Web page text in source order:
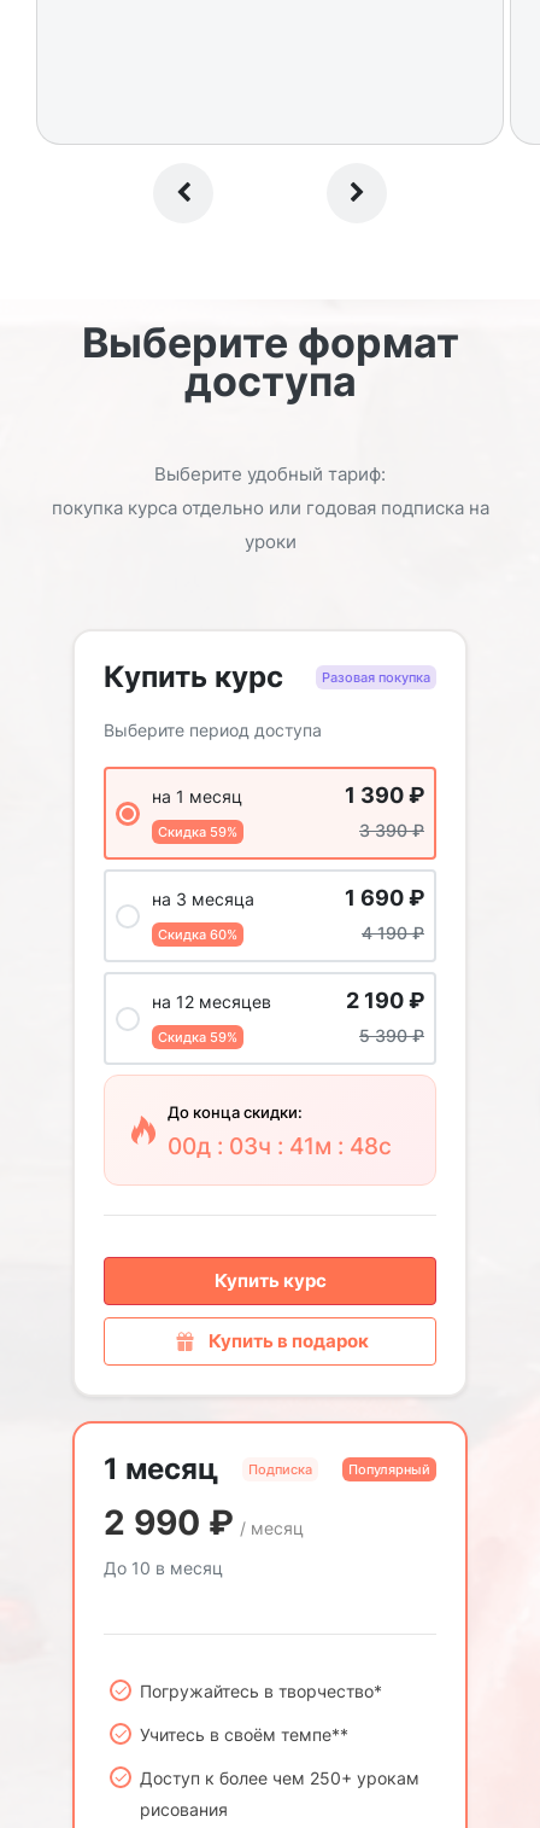
Выберите формат
доступа
Выберите удобный тариф:
покупка курса отдельно или годовая подписка на
уроки
Купить курс Разовая покупка
Выберите период доступа
на 1 месяц
Скидка 59%
1 390₽
3 390₽
на 3 месяца
Скидка 60%
1 690₽
4 190₽
на 12 месяцев
Скидка 59%
2 190₽
5 390₽
До конца скидки:
00д : 03ч : 41м : 47с
Купить курс
Купить в подарок
1 месяц Подписка Популярный
2 990 ₽ / месяц
До 10 в месяц
Погружайтесь в творчество*
Учитесь в своём темпе**
Доступ к более чем 250+ урокам
рисования